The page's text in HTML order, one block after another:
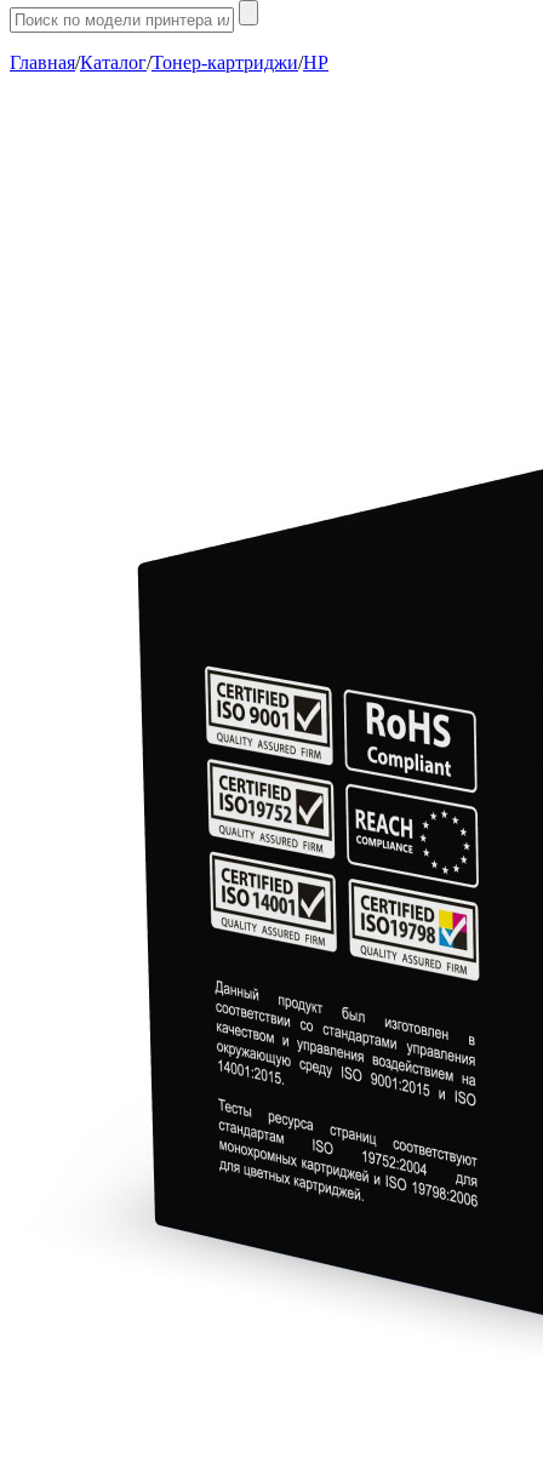
Главная/Каталог/Тонер-картриджи/HP